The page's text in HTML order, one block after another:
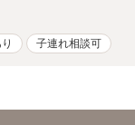
子連れ相談可